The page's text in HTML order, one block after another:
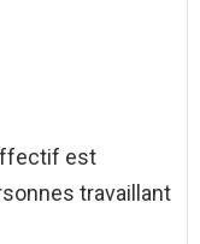
est
travaillant